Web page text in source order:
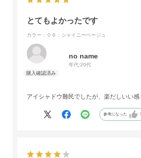
とてもよかったです
カラー：０６：シャイニーベージュ
no name
年代:20代
アイシャドウ難民でしたが、楽だしいい感
参考になった